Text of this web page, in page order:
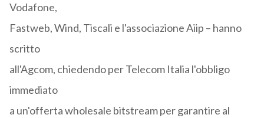
Vodafone,
Fastweb, Wind, Tiscali e l'associazione Aiip – hanno
scritto
all'Agcom, chiedendo per Telecom Italia l'obbligo
immediato
a un'offerta wholesale bitstream per garantire al